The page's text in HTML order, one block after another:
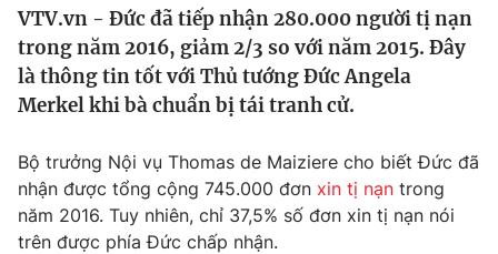
Thế giới
Tin tức
Thế giới đó đây
Câu chuyện quốc tế
Tài chính
Thị trường
Dữ liệu và đời sống
VTV.vn - Đức đã tiếp nhận 280.000 người tị nạn
trong năm 2016, giảm 2/3 so với năm 2015. Đây
là thông tin tốt với Thủ tướng Đức Angela
Merkel khi bà chuẩn bị tái tranh cử.
Bộ trưởng Nội vụ Thomas de Maiziere cho biết Đức đã
nhận được tổng cộng 745.000 đơn xin tị nạn trong
năm 2016. Tuy nhiên, chỉ 37,5% số đơn xin tị nạn nói
trên được phía Đức chấp nhận.